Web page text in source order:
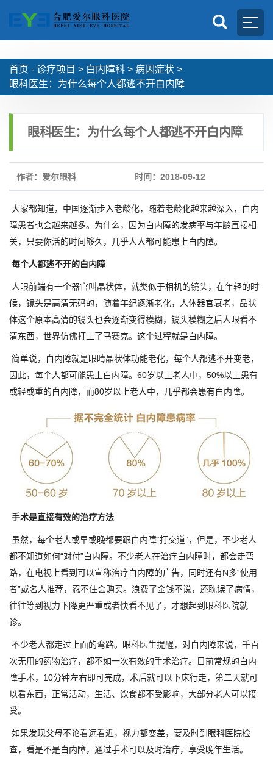
首页 - 诊疗项目 > 白内障科 > 病因症状 >
眼科医生：为什么每个人都逃不开白内障
眼科医生：为什么每个人都逃不开白内障
作者：爱尔眼科 时间：2018-09-12
大家都知道，中国逐渐步入老龄化，随着老龄化越来越深入，白内
障患者也会越来越多。为什么，因为白内障的发病率与年龄直接相
关，只要你活的时间够久，几乎人人都可能患上白内障。
每个人都逃不开的白内障
人眼前端有一个器官叫晶状体，就类似于相机的镜头，在年轻的时
候，镜头是高清无码的，随着年纪逐渐老化，人体器官衰老，晶状
体这个原本高清的镜头也会逐渐变得模糊，镜头模糊之后人眼看不
清东西，世界仿佛打上了马赛克。这个过程就是白内障。
简单说，白内障就是眼睛晶状体功能老化，每个人都逃不开变老，
因此，每个人都可能患上白内障。60岁以上老人中，50%以上患有
或轻或重的白内障，而80岁以上老人中，几乎都会患有白内障。
手术是直接有效的治疗方法
虽然，每个老人或早或晚都要跟白内障“打交道”，但是，不少老人
都不知道如何“对付”白内障。不少老人在治疗白内障时，都会走弯
路，在电视上看到可以宣称治疗白内障的广告，同时还有N多“使用
者”或名人推荐，忍不住会购买。浪费了金钱不说，还耽误了病情，
往往等到视力下降更严重或者快看不见了，才想起到眼科医院就
诊。
不少老人都走过上面的弯路。眼科医生提醒，对白内障来说，千百
次无用的药物治疗，都不如一次有效的手术治疗。目前常规的白内
障手术，10分钟左右即可完成，术后就可以下床行走，第二天就可
以看东西，正常活动，生活、饮食都不受影响，大部分老人可以接
受。
如果发现父母不论看远看近，视力都变差，要及时到眼科医院检
查，看是不是白内障，通过手术可以及时治疗，享受晚年生活。